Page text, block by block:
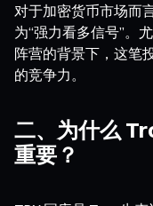
对于加密货币市场而
为“强力看多信号”。
阵营的背景下，这笔
的竞争力。
二、为什么
重要？